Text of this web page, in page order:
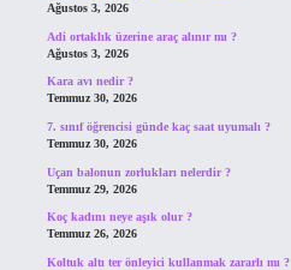
Ağustos 3, 2026
Adi ortaklık üzerine araç alınır mı ?
Ağustos 3, 2026
Kara avı nedir ?
Temmuz 30, 2026
7. sınıf öğrencisi günde kaç saat uyumalı ?
Temmuz 30, 2026
Uçan balonun zorlukları nelerdir ?
Temmuz 29, 2026
Koç kadını neye aşık olur ?
Temmuz 26, 2026
Koltuk altı ter önleyici kullanmak zararlı mı ?